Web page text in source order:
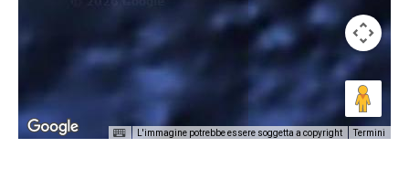
L'immagine potrebbe essere soggetta a copyright Termini